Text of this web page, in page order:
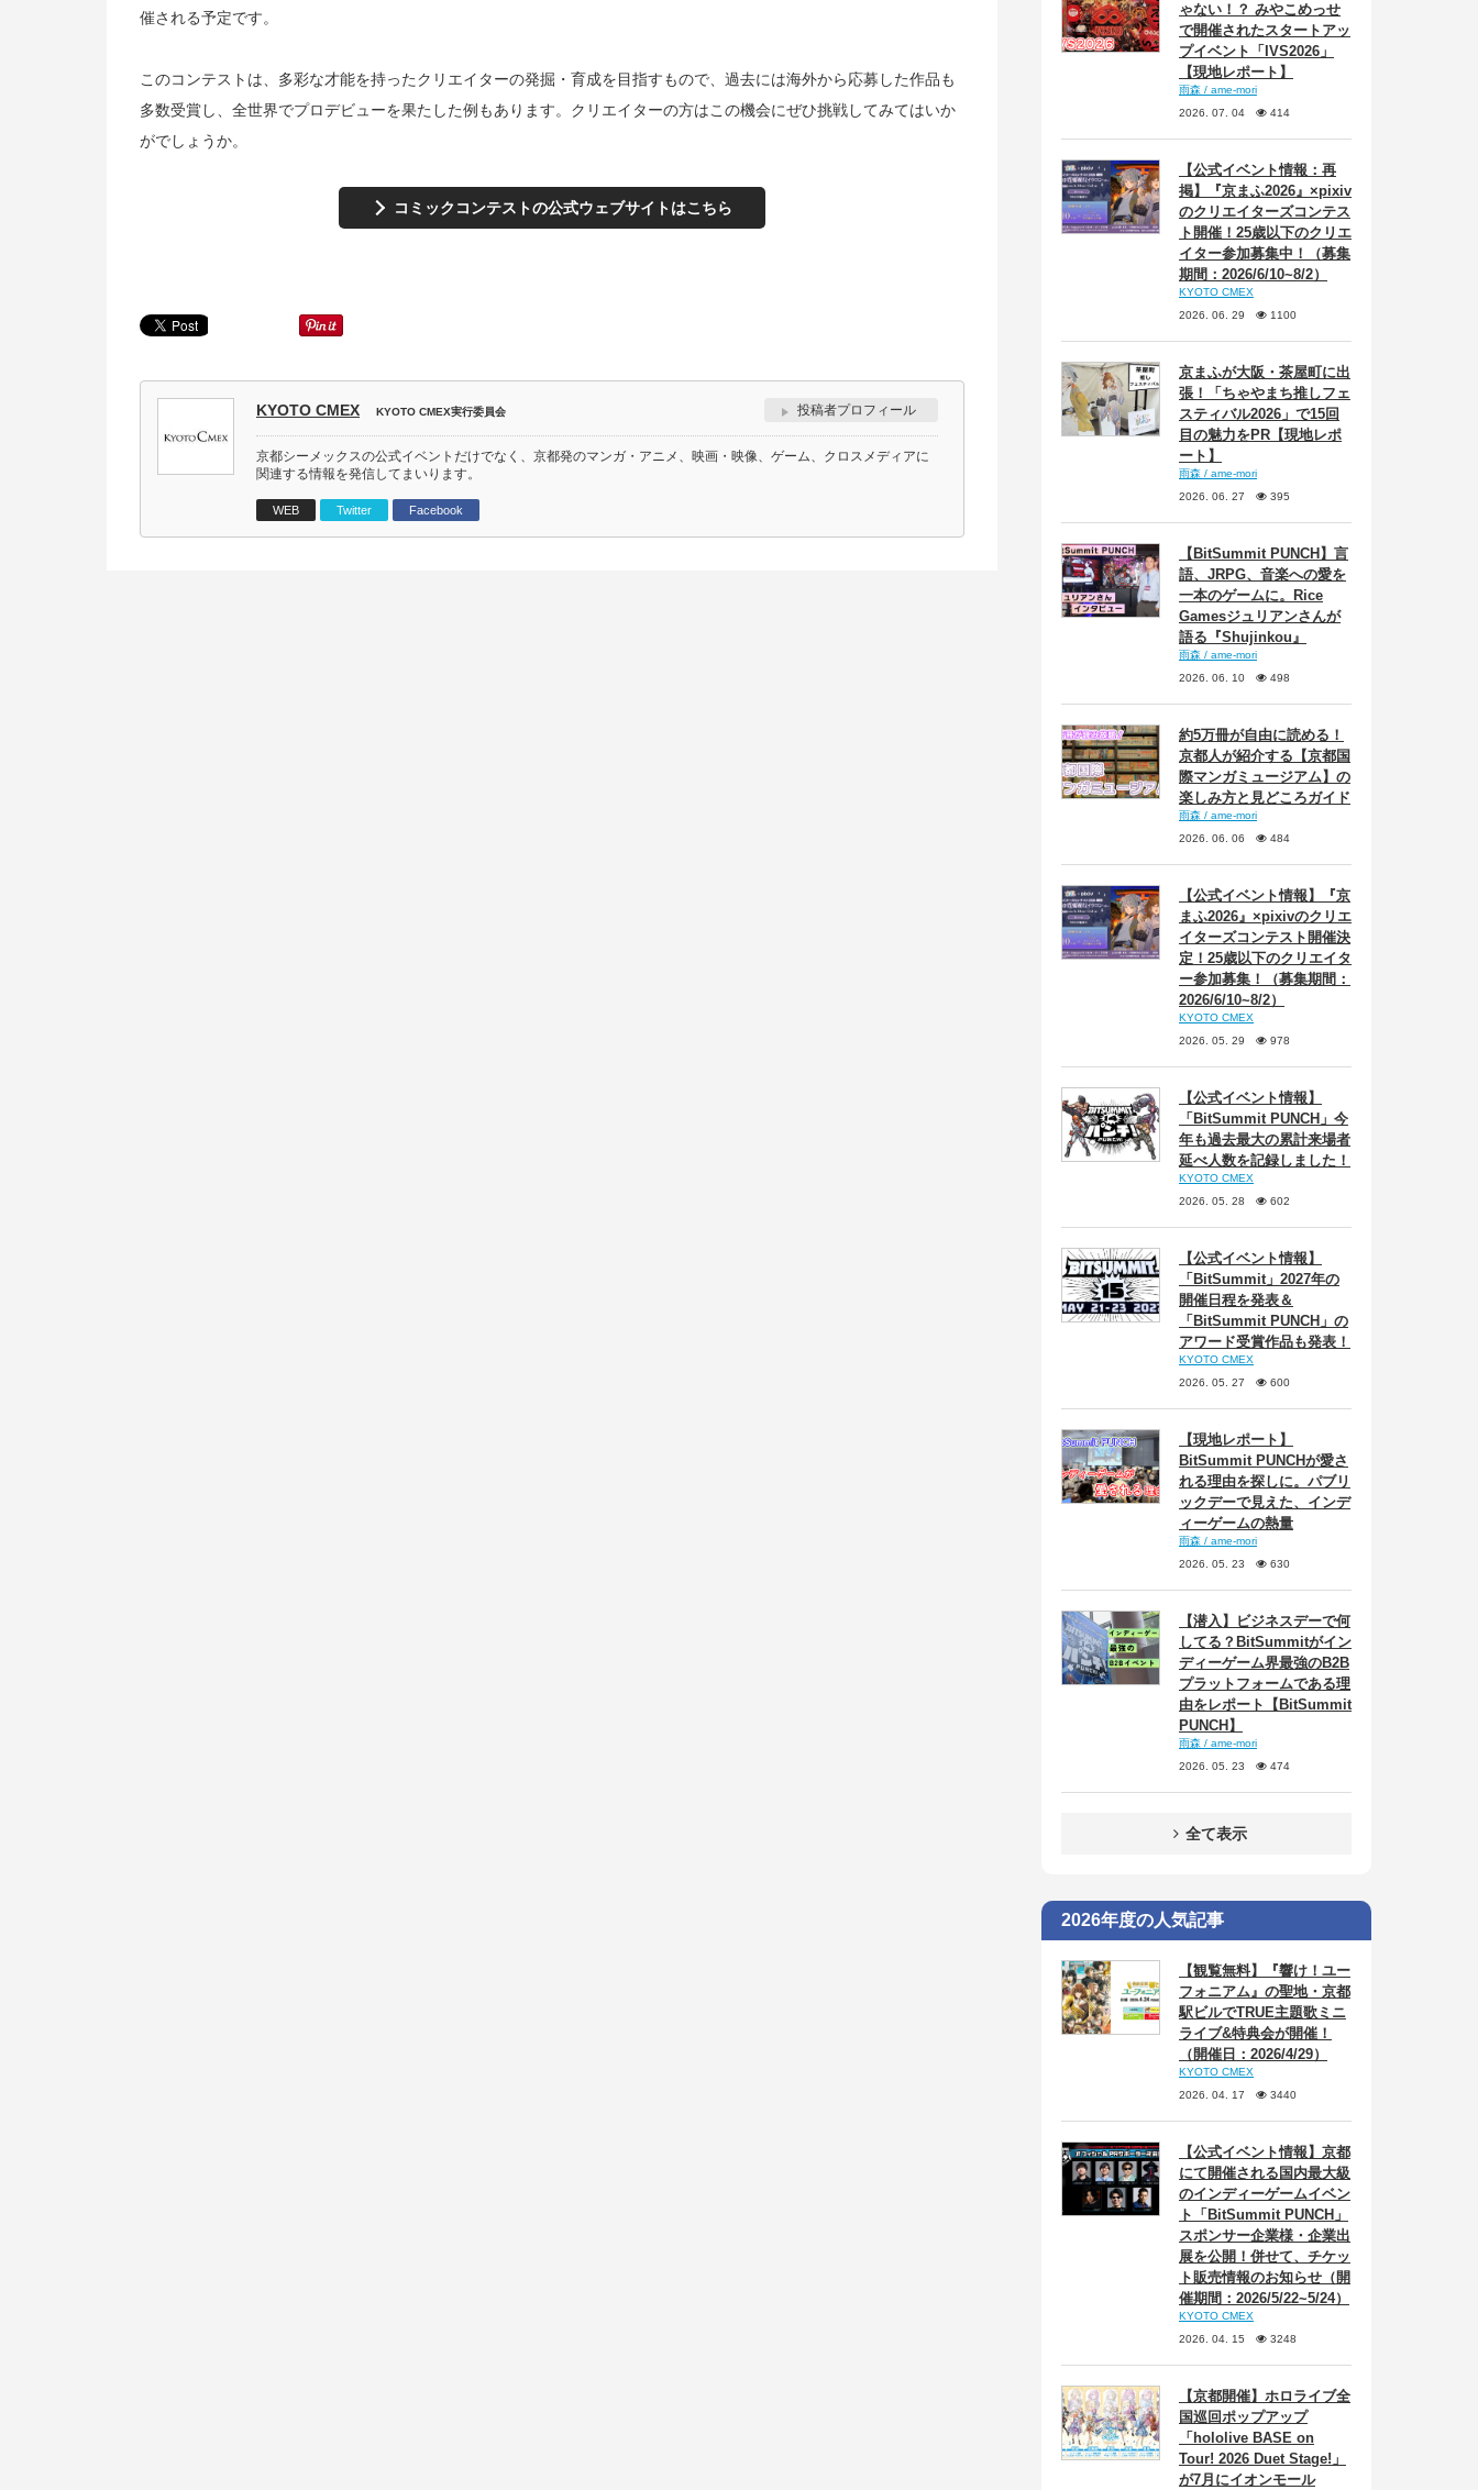
催される予定です。
このコンテストは、多彩な才能を持ったクリエイターの発掘・育成を目指すもので、過去には海外から応募した作品も
多数受賞し、全世界でプロデビューを果たした例もあります。クリエイターの方はこの機会にぜひ挑戦してみてはいか
がでしょうか。
コミックコンテストの公式ウェブサイトはこちら
KYOTO CMEX KYOTO CMEX実行委員会 投稿者プロフィール
京都シーメックスの公式イベントだけでなく、京都発のマンガ・アニメ、映画・映像、ゲーム、クロスメディアに
関連する情報を発信してまいります。
WEB Twitter Facebook
ゃない！？ みやこめっせ
で開催されたスタートアッ
プイベント「IVS2026」
【現地レポート】
雨森 / ame-mori
2026. 07. 04
414
【公式イベント情報：再
掲】『京まふ2026』×pixiv
のクリエイターズコンテス
ト開催！25歳以下のクリエ
イター参加募集中！（募集
期間：2026/6/10~8/2）
KYOTO CMEX
2026. 06. 29
1100
京まふが大阪・茶屋町に出
張！「ちゃやまち推しフェ
スティバル2026」で15回
目の魅力をPR【現地レポ
ート】
雨森 / ame-mori
2026. 06. 27
395
【BitSummit PUNCH】言
語、JRPG、音楽への愛を
一本のゲームに。Rice
Gamesジュリアンさんが
語る『Shujinkou』
雨森 / ame-mori
2026. 06. 10
498
約5万冊が自由に読める！
京都人が紹介する【京都国
際マンガミュージアム】の
楽しみ方と見どころガイド
雨森 / ame-mori
2026. 06. 06
484
【公式イベント情報】『京
まふ2026』×pixivのクリエ
イターズコンテスト開催決
定！25歳以下のクリエイタ
ー参加募集！（募集期間：
2026/6/10~8/2）
KYOTO CMEX
2026. 05. 29
978
【公式イベント情報】
「BitSummit PUNCH」今
年も過去最大の累計来場者
延べ人数を記録しました！
KYOTO CMEX
2026. 05. 28
602
【公式イベント情報】
「BitSummit」2027年の
開催日程を発表＆
「BitSummit PUNCH」の
アワード受賞作品も発表！
KYOTO CMEX
2026. 05. 27
600
【現地レポート】
BitSummit PUNCHが愛さ
れる理由を探しに。パブリ
ックデーで見えた、インデ
ィーゲームの熱量
雨森 / ame-mori
2026. 05. 23
630
【潜入】ビジネスデーで何
してる？BitSummitがイン
ディーゲーム界最強のB2B
プラットフォームである理
由をレポート【BitSummit
PUNCH】
雨森 / ame-mori
2026. 05. 23
474
全て表示
2026年度の人気記事
【観覧無料】『響け！ユー
フォニアム』の聖地・京都
駅ビルでTRUE主題歌ミニ
ライブ&特典会が開催！
（開催日：2026/4/29）
KYOTO CMEX
2026. 04. 17
3440
【公式イベント情報】京都
にて開催される国内最大級
のインディーゲームイベン
ト「BitSummit PUNCH」
スポンサー企業様・企業出
展を公開！併せて、チケッ
ト販売情報のお知らせ（開
催期間：2026/5/22~5/24）
KYOTO CMEX
2026. 04. 15
3248
【京都開催】ホロライブ全
国巡回ポップアップ
「hololive BASE on
Tour! 2026 Duet Stage!」
が7月にイオンモール